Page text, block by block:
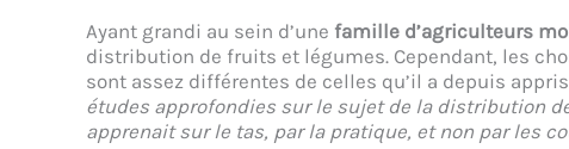
Ayant grandi au sein d’une famille d’agriculteurs
distribution de fruits et légumes. Cependant, les
sont assez différentes de celles qu’il a depuis
études approfondies sur le sujet de la distribution
apprenait sur le tas, par la pratique, et non par les